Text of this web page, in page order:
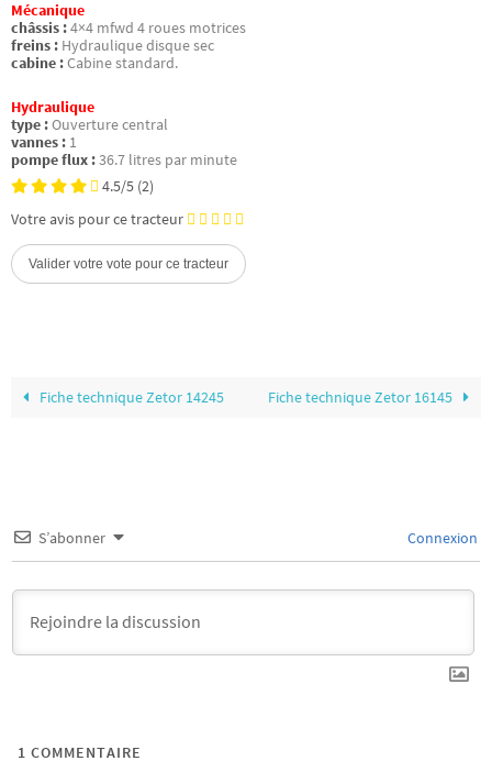
Mécanique
châssis :4×4 mfwd 4 roues motrices
freins : Hydraulique disque sec
cabine :Cabine standard.
Hydraulique
type :Ouverture central
vannes : 1
pompe flux :36.7 litres par minute
4.5/5 (2)
Votre avis pour ce tracteur
Fiche technique Zetor 14245 Fiche technique Zetor 16145
S’abonner Connexion
1 COMMENTAIRE